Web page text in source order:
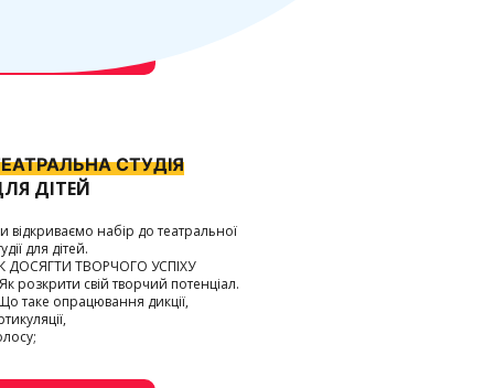
СТУДІЯ
ДІТЕЙ
відкриваємо набір до театральної
для дітей.
ДОСЯГТИ ТВОРЧОГО УСПІХУ
розкрити свій творчий потенціал.
таке опрацювання дикції,